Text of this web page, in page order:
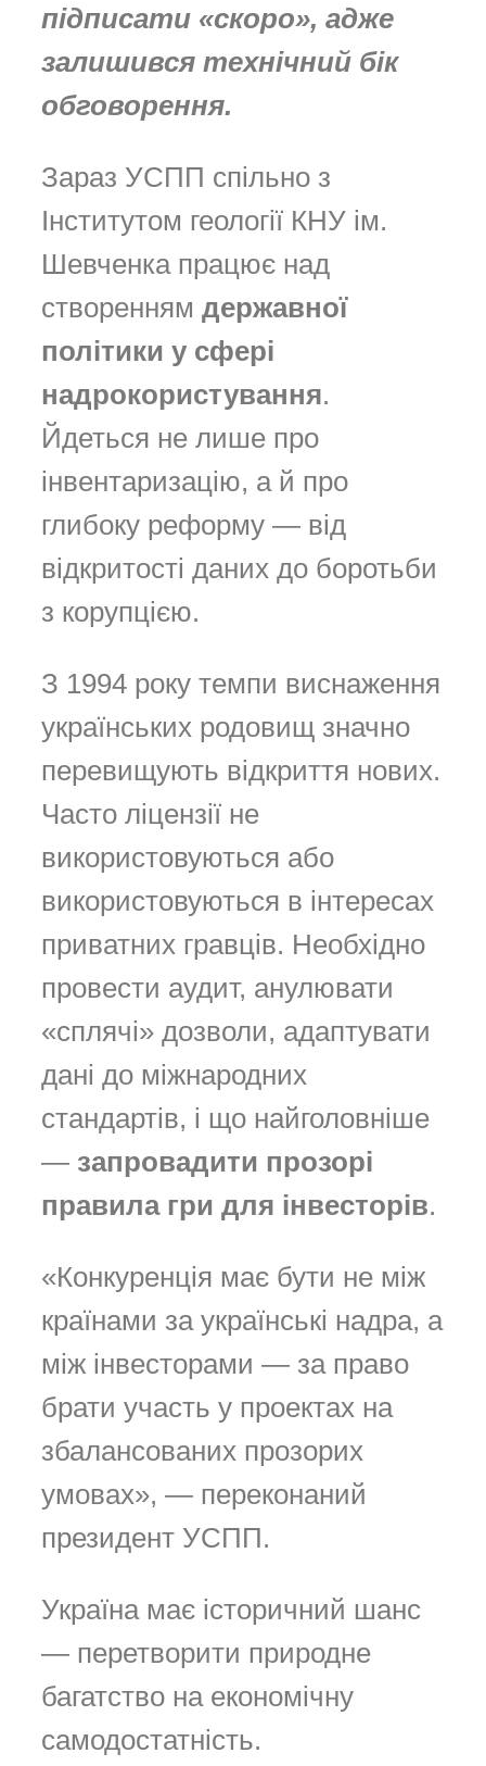
підписати «скоро», адже
залишився технічний бік
обговорення.
Зараз УСПП спільно з
Інститутом геології КНУ ім.
Шевченка працює над
створенням державної
політики у сфері
надрокористування.
Йдеться не лише про
інвентаризацію, а й про
глибоку реформу — від
відкритості даних до боротьби
з корупцією.
З 1994 року темпи виснаження
українських родовищ значно
перевищують відкриття нових.
Часто ліцензії не
використовуються або
використовуються в інтересах
приватних гравців. Необхідно
провести аудит, анулювати
«сплячі» дозволи, адаптувати
дані до міжнародних
стандартів, і що найголовніше
— запровадити прозорі
правила гри для інвесторів.
«Конкуренція має бути не між
країнами за українські надра, а
між інвесторами — за право
брати участь у проектах на
збалансованих прозорих
умовах», — переконаний
президент УСПП.
Україна має історичний шанс
— перетворити природне
багатство на економічну
самодостатність.